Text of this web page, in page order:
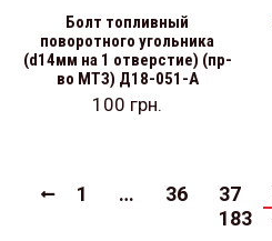
Болт топливный
поворотного угольника
(d14мм на 1 отверстие) (пр-
во МТЗ) Д18-051-А
100 грн.
1 … 36 37
183